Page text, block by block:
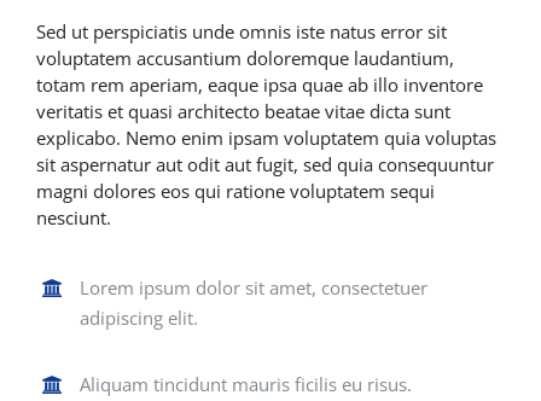
Sed ut perspiciatis unde omnis iste natus error sit
voluptatem accusantium doloremque laudantium,
totam rem aperiam, eaque ipsa quae ab illo inventore
veritatis et quasi architecto beatae vitae dicta sunt
explicabo. Nemo enim ipsam voluptatem quia voluptas
sit aspernatur aut odit aut fugit, sed quia consequuntur
magni dolores eos qui ratione voluptatem sequi
nesciunt.
Lorem ipsum dolor sit amet, consectetuer
adipiscing elit.
Aliquam tincidunt mauris ficilis eu risus.